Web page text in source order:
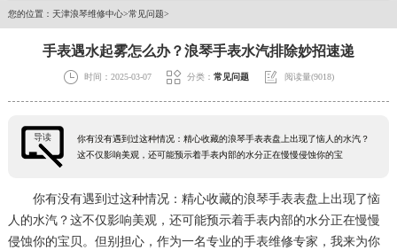
您的位置： 天津浪琴维修中心>常见问题>
手表遇水起雾怎么办？浪琴手表水汽排除妙招速递
 时间：2025-03-07  分类： 常见问题  阅读量(9018)
导读
你有没有遇到过这种情况：精心收藏的浪琴手表表盘上出现了恼人的水汽？
这不仅影响美观，还可能预示着手表内部的水分正在慢慢侵蚀你的宝
你有没有遇到过这种情况：精心收藏的浪琴手表表盘上出现了恼
人的水汽？这不仅影响美观，还可能预示着手表内部的水分正在慢慢
侵蚀你的宝贝。但别担心，作为一名专业的手表维修专家，我来为你